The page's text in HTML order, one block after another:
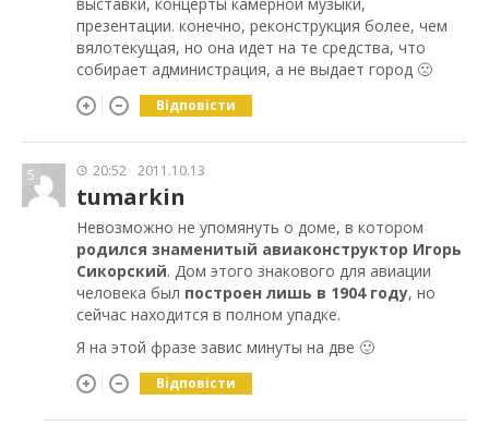
презентации. конечно, реконструкция более, чем
вялотекущая, но она идет на те средства, что
собирает администрация, а не выдает город 🙁
Відповісти
5 20:52 2011.10.13
tumarkin
Невозможно не упомянуть о доме, в котором
родился знаменитый авиаконструктор Игорь
Сикорский. Дом этого знакового для авиации
человека был построен лишь в 1904 году, но
сейчас находится в полном упадке.
Я на этой фразе завис минуты на две 🙂
Відповісти